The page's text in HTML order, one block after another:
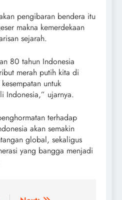
pengibaran bendera itu
makna kemerdekaan
sejarah.
80 tahun Indonesia
merah putih kita di
untuk
Indonesia,” ujarnya.
terhadap
akan semakin
global, sekaligus
yang bangga menjadi